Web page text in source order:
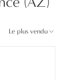
Le plus vendu